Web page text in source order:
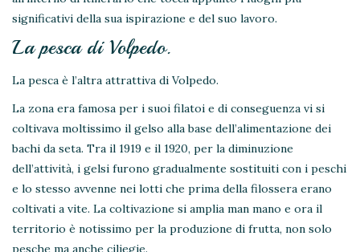
significativi della sua ispirazione e del suo lavoro.
La pesca di Volpedo.
La pesca è l’altra attrattiva di Volpedo.
La zona era famosa per i suoi filatoi e di conseguenza vi si
coltivava moltissimo il gelso alla base dell’alimentazione dei
bachi da seta. Tra il 1919 e il 1920, per la diminuzione
dell’attività, i gelsi furono gradualmente sostituiti con i peschi
e lo stesso avvenne nei lotti che prima della filossera erano
coltivati a vite. La coltivazione si amplia man mano e ora il
territorio è notissimo per la produzione di frutta, non solo